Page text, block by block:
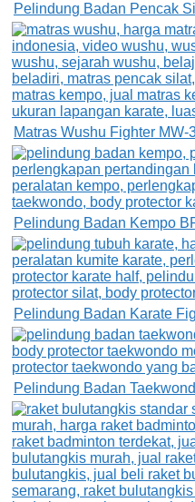
Pelindung Badan Pencak
Matras Wushu Fighter MW-
Pelindung Badan Kempo
Pelindung Badan Karate
Pelindung Badan